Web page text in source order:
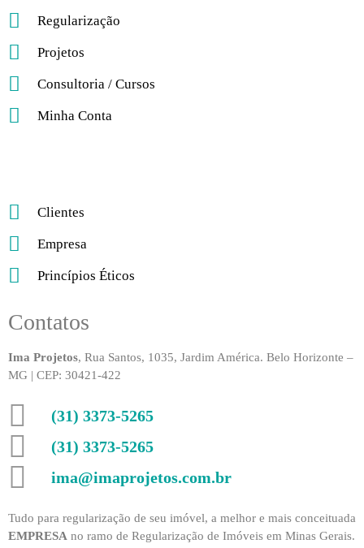
Regularização
Projetos
Consultoria / Cursos
Minha Conta
Clientes
Empresa
Princípios Éticos
Contatos
Ima Projetos, Rua Santos, 1035, Jardim América. Belo Horizonte –
MG | CEP: 30421-422
(31) 3373-5265
(31) 3373-5265
ima@imaprojetos.com.br
Tudo para regularização de seu imóvel, a melhor e mais conceituada
EMPRESA no ramo de Regularização de Imóveis em Minas Gerais.